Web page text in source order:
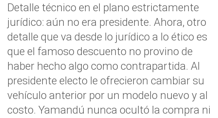
Detalle técnico en el plano estrictamente
jurídico: aún no era presidente. Ahora, otro
detalle que va desde lo jurídico a lo ético es
que el famoso descuento no provino de
haber hecho algo como contrapartida. Al
presidente electo le ofrecieron cambiar su
vehículo anterior por un modelo nuevo y al
costo. Yamandú nunca ocultó la compra ni